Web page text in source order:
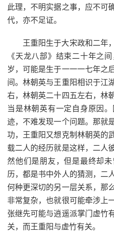
此理，不明实据之事，应不可
代，亦不足证。
王重阳生于大宋政和二年
《天龙八部》结束二十年之
岁，可能是生于一一一七年之
间。林朝英与王重阳相识于江
右，林朝英二十四五左右，林
当是林朝英有一定自身原因
迹，不难发现一个问题。那就
功，王重阳又想克制林朝英的
载二人的经历就是这样，二人
然他们是朋友，但是最终却
历，都是书中外人的猜测，二
何种更深切的另一层关系，那
非常复杂，也就很可能牵涉上
张继先可能与逍遥派掌门虚竹
关，而王重阳与虚竹有关。